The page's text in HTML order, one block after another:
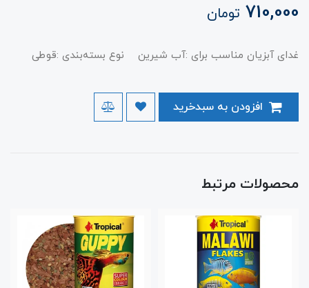
710,000 تومان
غدای آبزیان مناسب برای :آب شیرین نوع بسته‌بندی :قوطی
محصولات مرتبط